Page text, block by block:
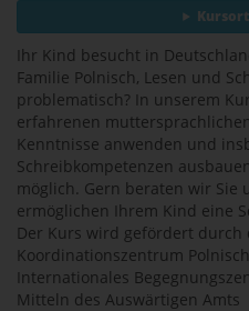
Ihr Kind besucht in
Familie Polnisch, Lesen und
problematisch? In unserem
erfahrenen
Kenntnisse anwenden und
Schreibkompetenzen
möglich. Gern beraten wir Sie
ermöglichen Ihrem Kind eine
Der Kurs wird gefördert durch
Koordinationszentrum
Internationales
Mitteln des Auswärtigen Amts